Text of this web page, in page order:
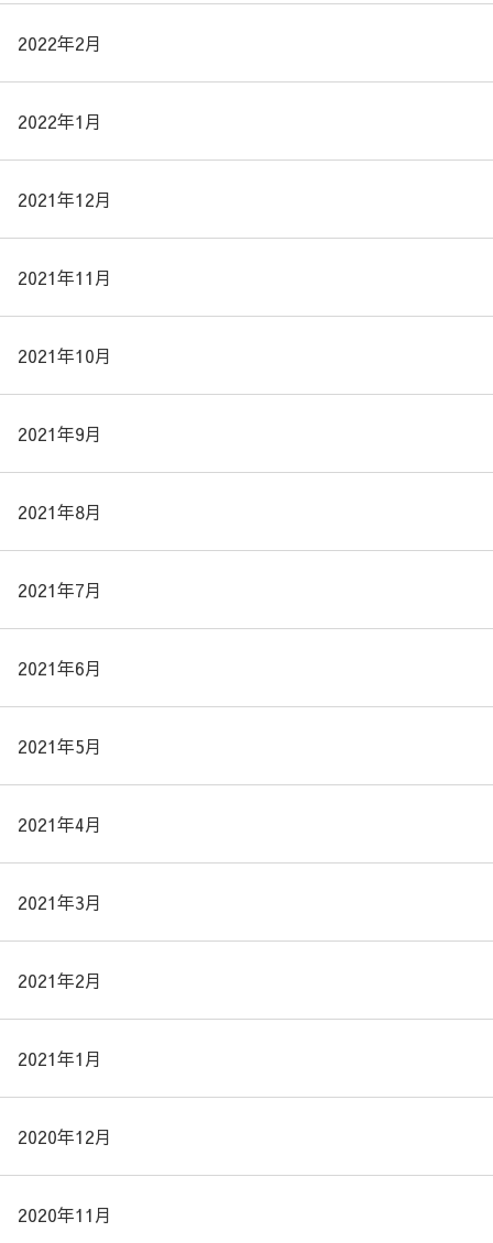
2022年2月
2022年1月
2021年12月
2021年11月
2021年10月
2021年9月
2021年8月
2021年7月
2021年6月
2021年5月
2021年4月
2021年3月
2021年2月
2021年1月
2020年12月
2020年11月